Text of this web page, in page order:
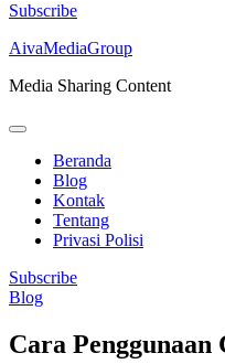
Subscribe
Lompat
konten
Enter)
AivaMediaGroup
Media Sharing Content
Beranda
Blog
Kontak
Tentang
Privasi Polisi
Subscribe
Blog
Cara Penggunaan